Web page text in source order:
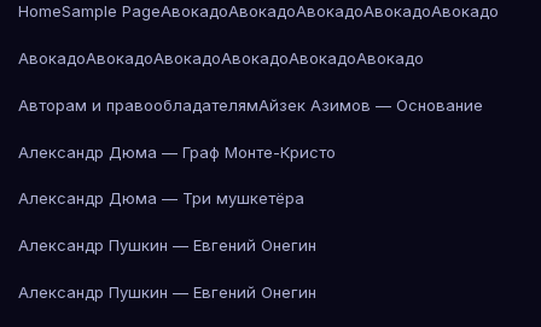
HomeSample PageАвокадоАвокадоАвокадоАвокадоАвокадо
АвокадоАвокадоАвокадоАвокадоАвокадоАвокадо
Авторам и правообладателямАйзек Азимов — Основание
Александр Дюма — Граф Монте-Кристо
Александр Дюма — Три мушкетёра
Александр Пушкин — Евгений Онегин
Александр Пушкин — Евгений Онегин